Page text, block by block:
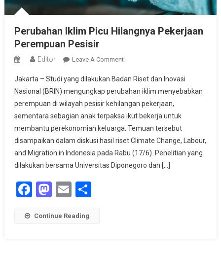
Perubahan Iklim Picu Hilangnya Pekerjaan
Perempuan Pesisir
Editor Leave A CommentOn
Iklim
Picu
Hilangnya
Pekerjaan
Perempuan
Pesisir
Jakarta – Studi yang dilakukan Badan Riset dan Inovasi
Nasional (BRIN) mengungkap perubahan iklim menyebabkan
perempuan di wilayah pesisir kehilangan pekerjaan,
sementara sebagian anak terpaksa ikut bekerja untuk
membantu perekonomian keluarga. Temuan tersebut
disampaikan dalam diskusi hasil riset Climate Change, Labour,
and Migration in Indonesia pada Rabu (17/6). Penelitian yang
dilakukan bersama Universitas Diponegoro dan […]
Facebook
Mastodon
EmailShare
Continue Reading